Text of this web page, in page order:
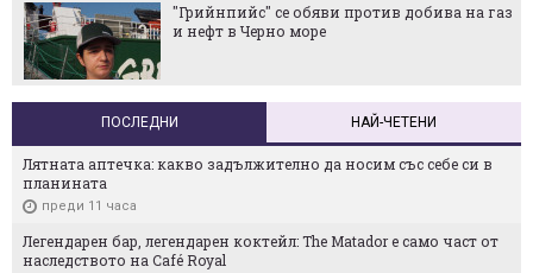
"Грийнпийс" се обяви против добива на газ
и нефт в Черно море
ПОСЛЕДНИ НАЙ-ЧЕТЕНИ
Лятната аптечка: какво задължително да носим със себе си в
планината
преди 11 часа
Легендарен бар, легендарен коктейл: The Matador е само част от
наследството на Café Royal